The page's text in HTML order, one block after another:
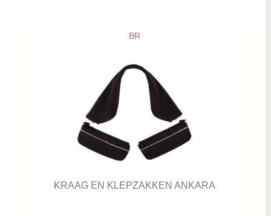
BR
KRAAG EN KLEPZAKKEN ANKARA